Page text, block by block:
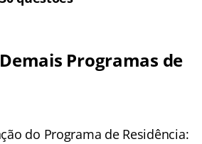
Programas de
do Programa de Residência: